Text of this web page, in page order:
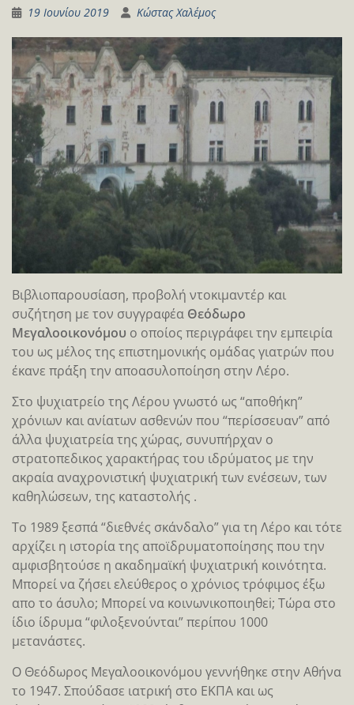
19 Ιουνίου 2019 Κώστας Χαλέμος
Βιβλιοπαρουσίαση, προβολή ντοκιμαντέρ και
συζήτηση με τον συγγραφέα Θεόδωρο
Μεγαλοοικονόμου ο οποίος περιγράφει την εμπειρία
του ως μέλος της επιστημονικής ομάδας γιατρών που
έκανε πράξη την αποασυλοποίηση στην Λέρο.
Στο ψυχιατρείο της Λέρου γνωστό ως “αποθήκη”
χρόνιων και ανίατων ασθενών που “περίσσευαν” από
άλλα ψυχιατρεία της χώρας, συνυπήρχαν ο
στρατοπεδικος χαρακτήρας του ιδρύματος με την
ακραία αναχρονιστική ψυχιατρική των ενέσεων, των
καθηλώσεων, της καταστολής .
Το 1989 ξεσπά “διεθνές σκάνδαλο” για τη Λέρο και τότε
αρχίζει η ιστορία της αποϊδρυματοποίησης που την
αμφισβητούσε η ακαδημαϊκή ψυχιατρική κοινότητα.
Μπορεί να ζήσει ελεύθερος ο χρόνιος τρόφιμος έξω
απο το άσυλο; Μπορεί να κοινωνικοποιηθεi; Τώρα στο
ίδιο ίδρυμα “φιλοξενούνται” περίπου 1000
μετανάστες.
Ο Θεόδωρος Μεγαλοοικονόμου γεννήθηκε στην Αθήνα
το 1947. Σπούδασε ιατρική στο ΕΚΠΑ και ως